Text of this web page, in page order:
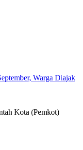
Warga Diajak
Kota (Pemkot)